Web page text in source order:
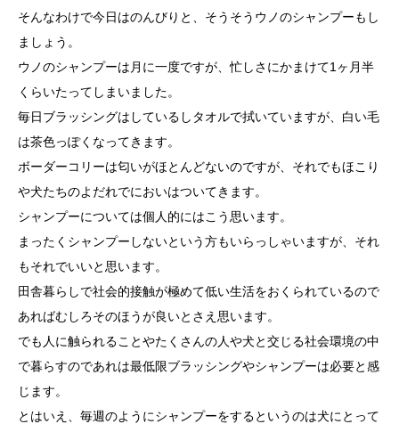
そんなわけで今日はのんびりと、そうそうウノのシャンプーもし
ましょう。
ウノのシャンプーは月に一度ですが、忙しさにかまけて1ヶ月半
くらいたってしまいました。
毎日ブラッシングはしているしタオルで拭いていますが、白い毛
は茶色っぽくなってきます。
ボーダーコリーは匂いがほとんどないのですが、それでもほこり
や犬たちのよだれでにおいはついてきます。
シャンプーについては個人的にはこう思います。
まったくシャンプーしないという方もいらっしゃいますが、それ
もそれでいいと思います。
田舎暮らしで社会的接触が極めて低い生活をおくられているので
あればむしろそのほうが良いとさえ思います。
でも人に触られることやたくさんの人や犬と交じる社会環境の中
で暮らすのであれは最低限ブラッシングやシャンプーは必要と感
じます。
とはいえ、毎週のようにシャンプーをするというのは犬にとって